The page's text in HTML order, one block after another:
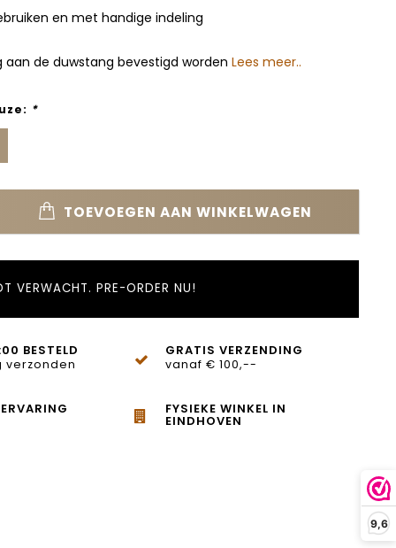
9,6
en met handige indeling
aan de duwstang bevestigd worden Lees meer..
*
TOEVOEGEN AAN WINKELWAGEN
VERWACHT. PRE-ORDER NU!
BESTELD
verzonden
GRATIS VERZENDING
vanaf € 100,--
FYSIEKE WINKEL IN
EINDHOVEN